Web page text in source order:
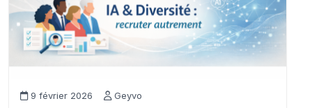
9 février 2026 Geyvo